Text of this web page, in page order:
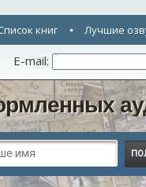
книг Лучшие
E-mail: